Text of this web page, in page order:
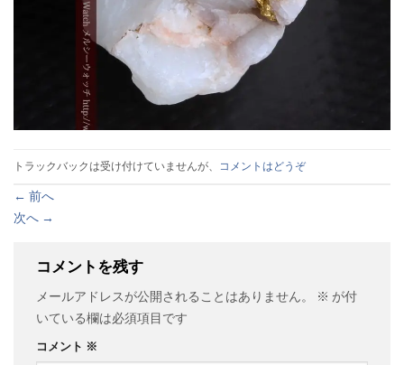
トラックバックは受け付けていませんが、 コメントはどうぞ
← 前へ
次へ →
コメントを残す
メールアドレスが公開されることはありません。 ※ が付
いている欄は必須項目です
コメント ※